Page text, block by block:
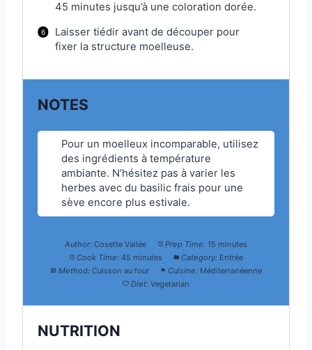
45 minutes jusqu’à une coloration dorée.
Laisser tiédir avant de découper pour
fixer la structure moelleuse.
NOTES
Pour un moelleux incomparable, utilisez
des ingrédients à température
ambiante. N’hésitez pas à varier les
herbes avec du basilic frais pour une
sève encore plus estivale.
Author: Cosette Vallée Prep Time: 15 minutes
Cook Time: 45 minutes Category: Entrée
Method: Cuisson au four Cuisine: Méditerranéenne
Diet: Vegetarian
NUTRITION